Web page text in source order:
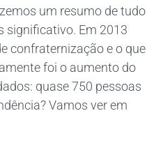
um resumo de tudo
significativo. Em 2013
confraternização e o que
foi o aumento do
quase 750 pessoas
Vamos ver em